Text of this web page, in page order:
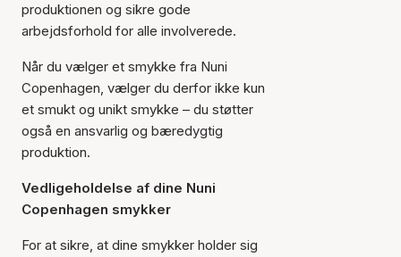
produktionen og sikre gode
arbejdsforhold for alle involverede.
Når du vælger et smykke fra Nuni
Copenhagen, vælger du derfor ikke kun
et smukt og unikt smykke – du støtter
også en ansvarlig og bæredygtig
produktion.
Vedligeholdelse af dine Nuni
Copenhagen smykker
For at sikre, at dine smykker holder sig